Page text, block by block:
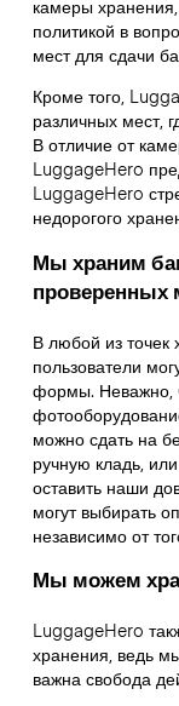
камеры
политикой в
мест для сдачи
Кроме того,
различных мест,
В отличие от
LuggageHero
LuggageHero
недорогого
Мы храним
проверенных
В любой из
пользователи
формы. Неважно,
можно сдать на
ручную кладь,
оставить наши
могут выбирать
независимо от
Мы можем
LuggageHero
хранения, ведь
важна свобода